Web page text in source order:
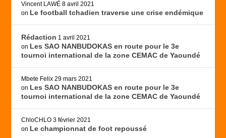
Vincent LAWÉ 8 avril 2021
on Le football tchadien traverse une crise endémique
Rédaction 1 avril 2021
on Les SAO NANBUDOKAS en route pour le 3e
tournoi international de la zone CEMAC de Yaoundé
Mbete Felix 29 mars 2021
on Les SAO NANBUDOKAS en route pour le 3e
tournoi international de la zone CEMAC de Yaoundé
ChloCHLO 3 février 2021
on Le championnat de foot repoussé